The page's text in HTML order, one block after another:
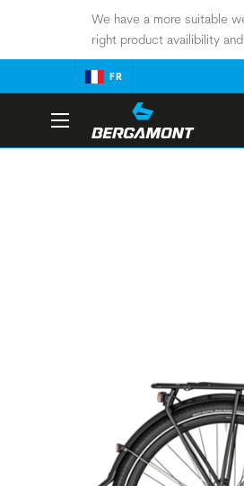
We have a more suitable
right product availibility
FR